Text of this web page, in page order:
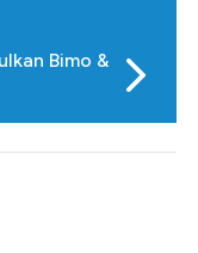
Bimo &